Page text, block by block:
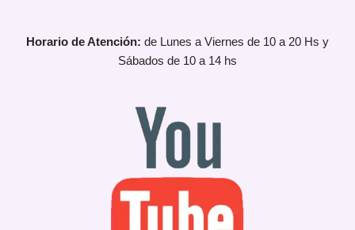
Horario de Atención: de Lunes a Viernes de 10 a 20 Hs y
Sábados de 10 a 14 hs